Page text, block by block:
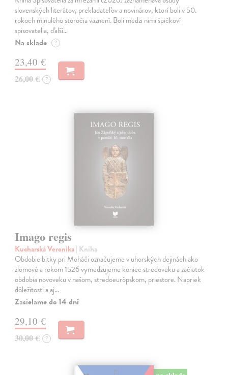
slovenských literátov, prekladateľov a novinárov, ktorí boli v 50.
rokoch minulého storočia väznení. Boli medzi nimi špičkoví
spisovatelia, ďalší…
Na sklade ?
23,40 €
26,00 € ?
Imago regis
Kucharská Veronika| Kniha
Obdobie bitky pri Moháči označujeme v uhorských dejinách ako
zlomové a rokom 1526 vymedzujeme koniec stredoveku a začiatok
obdobia novoveku v našom, stredoeurópskom, priestore. Napriek
dôležitosti a aj…
Zasielame do 14 dní
29,10 €
30,00 € ?